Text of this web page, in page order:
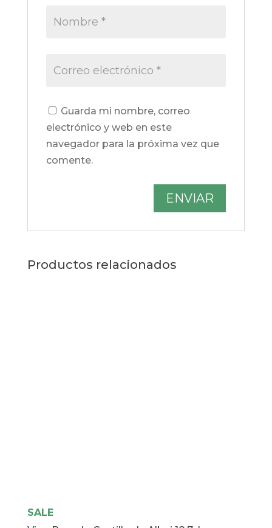
Guarda mi nombre, correo
electrónico y web en este
navegador para la próxima vez que
comente.
Productos relacionados
SALE